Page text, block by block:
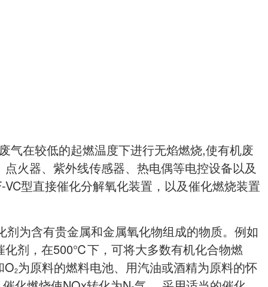
气在较低的起燃温度下进行无焰燃烧,使有机废
火器、紫外线传感器、热电偶等电控设备以及
型直接催化分解氧化装置，以及催化燃烧装置
为含有贵金属和金属氧化物组成的物质。例如
化剂，在500℃下，可将大多数有机化合物燃
O2为原料的燃料电池、用汽油或酒精为原料的怀